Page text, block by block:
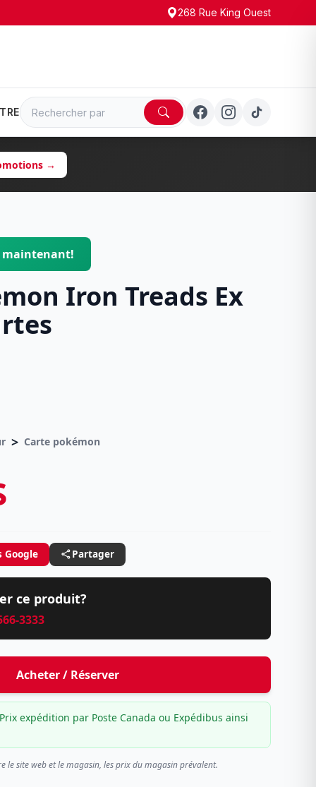
268 Rue King Ouest
→
maintenant!
Iron Treads Ex
> Carte pokémon
Google Partager
ce produit?
3333
Acheter / Réserver
Prix expédition par Poste Canada ou Expédibus ainsi
le site web et le magasin, les prix du magasin prévalent.